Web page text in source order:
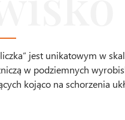
jest unikatowym w
w podziemnych
kojąco na schorzenia